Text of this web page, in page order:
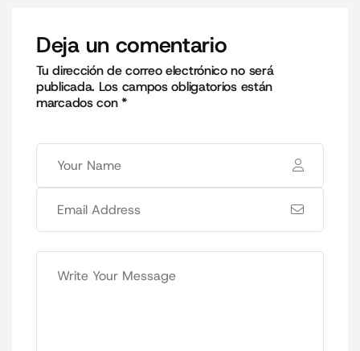
Deja un comentario
Tu dirección de correo electrónico no será
publicada. Los campos obligatorios están
marcados con*